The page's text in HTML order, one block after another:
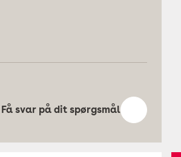
Få svar på dit spørgsmål